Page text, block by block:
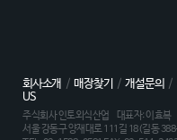
회사소개 /매장찾기 /개설문의 /
US
주식회사 인토외식산업 대표자: 이효복
서울 강동구 양재대로 111길 18(길동